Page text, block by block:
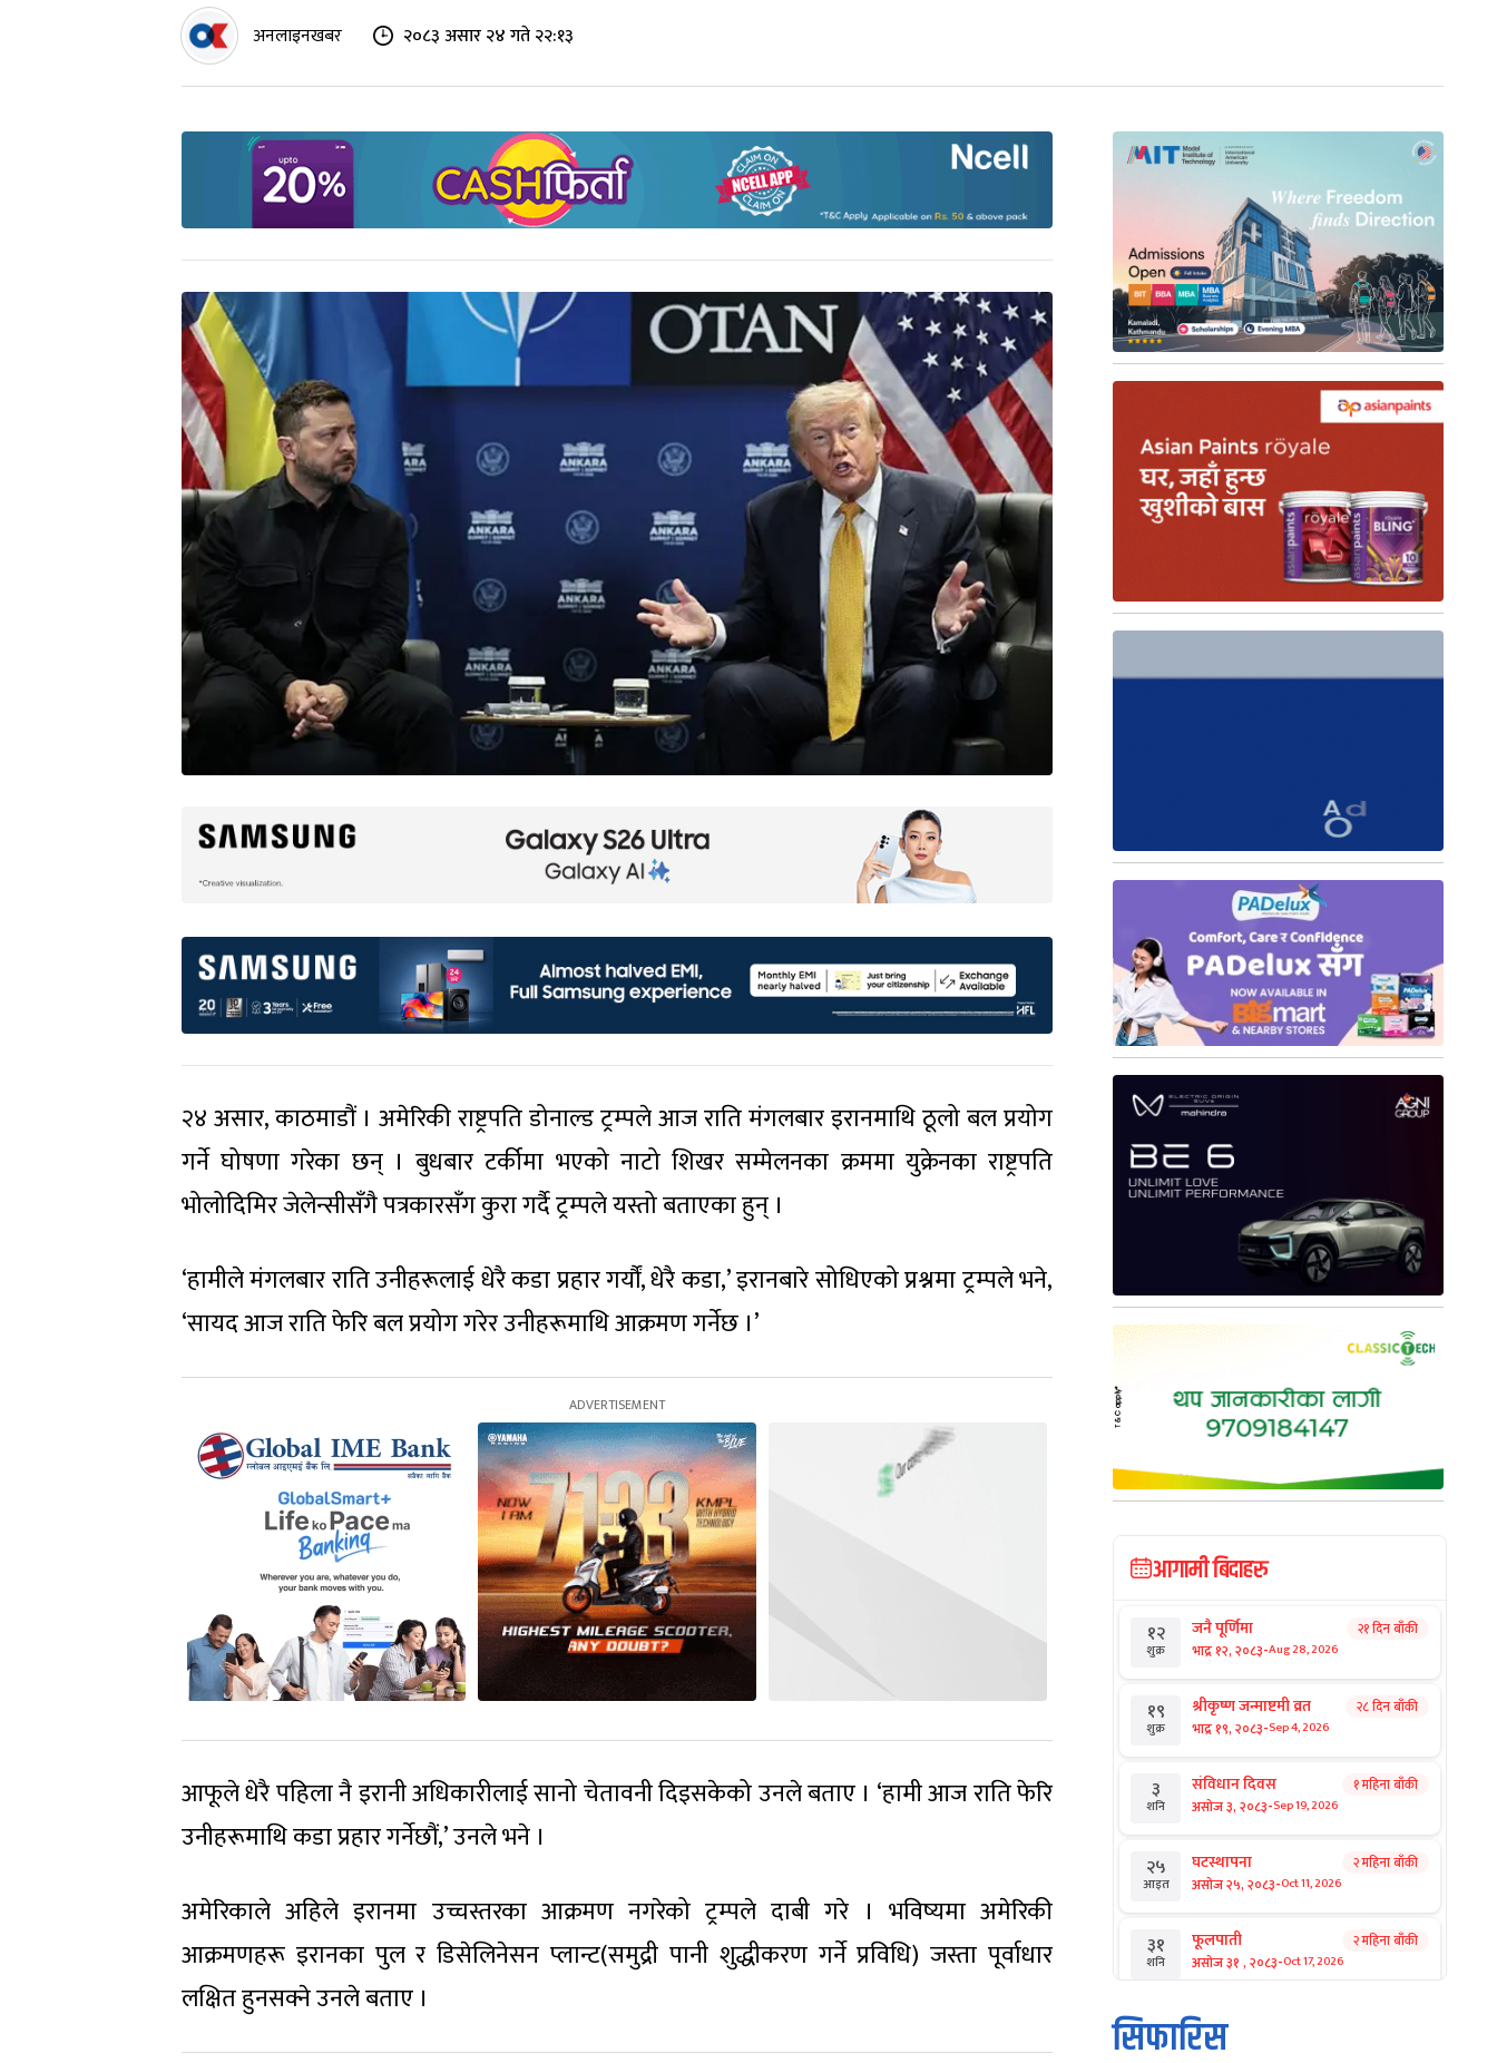
अनलाइनखबर २०८३ असार २४ गते २२:१३
२४ असार, काठमाडौं । अमेरिकी राष्ट्रपति डोनाल्ड ट्रम्पले आज राति मंगलबार इरानमाथि ठूलो बल प्रयोग
गर्ने घोषणा गरेका छन् । बुधबार टर्कीमा भएको नाटो शिखर सम्मेलनका क्रममा युक्रेनका राष्ट्रपति
भोलोदिमिर जेलेन्सीसँगै पत्रकारसँग कुरा गर्दै ट्रम्पले यस्तो बताएका हुन् ।
‘हामीले मंगलबार राति उनीहरूलाई धेरै कडा प्रहार गर्यौं, धेरै कडा,’ इरानबारे सोधिएको प्रश्नमा ट्रम्पले भने,
‘सायद आज राति फेरि बल प्रयोग गरेर उनीहरूमाथि आक्रमण गर्नेछ ।’
आफूले धेरै पहिला नै इरानी अधिकारीलाई सानो चेतावनी दिइसकेको उनले बताए । ‘हामी आज राति फेरि
उनीहरूमाथि कडा प्रहार गर्नेछौं,’ उनले भने ।
अमेरिकाले अहिले इरानमा उच्चस्तरका आक्रमण नगरेको ट्रम्पले दाबी गरे । भविष्यमा अमेरिकी
आक्रमणहरू इरानका पुल र डिसेलिनेसन प्लान्ट(समुद्री पानी शुद्धीकरण गर्ने प्रविधि) जस्ता पूर्वाधार
लक्षित हुनसक्ने उनले बताए ।
आगामी बिदाहरु
१२
शुक्र
जनै पूर्णिमा
भाद्र १२, २०८३-Aug 28, 2026
२१ दिन बाँकी
१९
शुक्र
श्रीकृष्ण जन्माष्टमी व्रत
भाद्र १९, २०८३-Sep 4, 2026
२८ दिन बाँकी
३
शनि
संविधान दिवस
असोज ३, २०८३-Sep 19, 2026
१ महिना बाँकी
२५
आइत
घटस्थापना
असोज २५, २०८३-Oct 11, 2026
२ महिना बाँकी
३१
शनि
फूलपाती
असोज ३१ , २०८३-Oct 17, 2026
२ महिना बाँकी
१
आइत
कार्तिक सङ्क्रान्ति
कार्तिक १, २०८३
सिफारिस